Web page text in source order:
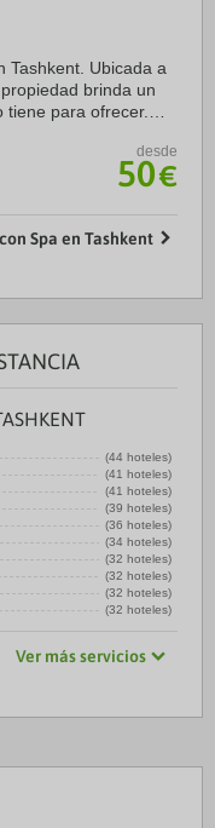
Tashkent. Ubicada a
brinda un
para ofrecer.
desde
50€
Spa en Tashkent
(44 hoteles)
(41 hoteles)
(41 hoteles)
(39 hoteles)
(36 hoteles)
(34 hoteles)
(32 hoteles)
(32 hoteles)
(32 hoteles)
(32 hoteles)
Ver más servicios